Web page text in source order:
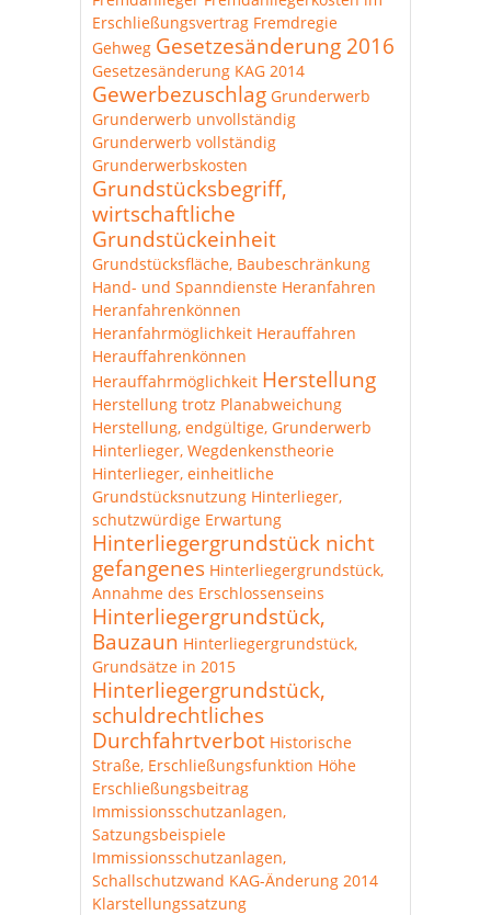
Erschließungsvertrag Fremdregie
Gehweg Gesetzesänderung 2016
Gesetzesänderung KAG 2014
Gewerbezuschlag Grunderwerb
Grunderwerb unvollständig
Grunderwerb vollständig
Grunderwerbskosten
Grundstücksbegriff,
wirtschaftliche
Grundstückeinheit
Grundstücksfläche, Baubeschränkung
Hand- und Spanndienste Heranfahren
Heranfahrenkönnen
Heranfahrmöglichkeit Herauffahren
Herauffahrenkönnen
Herauffahrmöglichkeit Herstellung
Herstellung trotz Planabweichung
Herstellung, endgültige, Grunderwerb
Hinterlieger, Wegdenkenstheorie
Hinterlieger, einheitliche
Grundstücksnutzung Hinterlieger,
schutzwürdige Erwartung
Hinterliegergrundstück nicht
gefangenes Hinterliegergrundstück,
Annahme des Erschlossenseins
Hinterliegergrundstück,
Bauzaun Hinterliegergrundstück,
Grundsätze in 2015
Hinterliegergrundstück,
schuldrechtliches
Durchfahrtverbot Historische
Straße, Erschließungsfunktion Höhe
Erschließungsbeitrag
Immissionsschutzanlagen,
Satzungsbeispiele
Immissionsschutzanlagen,
Schallschutzwand KAG-Änderung 2014
Klarstellungssatzung